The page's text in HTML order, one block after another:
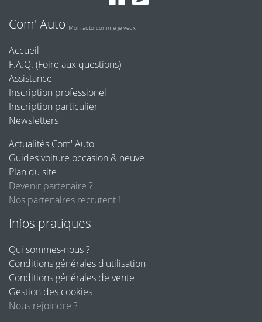
Com' Auto Mon auto comme je veux
Accueil
F.A.Q. (Foire aux questions)
Assistance
Inscription professionel
Inscription particulier
Newsletters
Actualités Com' Auto
Guides voiture occasion & neuve
Plan du site
Devenir partenaire ?
Nos partenaires recrutent !
Infos pratiques
Qui sommes-nous ?
Conditions générales d'utilisation
Conditions générales de vente
Gestion des cookies
Nous rejoindre ?